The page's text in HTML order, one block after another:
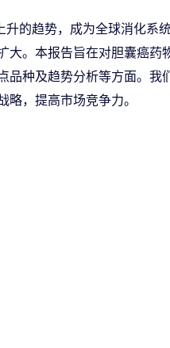
的趋势，成为全球消化系
大。本报告旨在对胆囊癌
种及趋势分析等方面。我
略，提高市场竞争力。